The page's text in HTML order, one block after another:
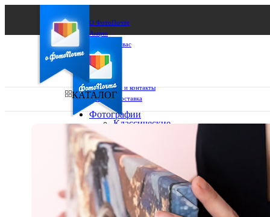
О ФотоПочте
Акции
Сделаем за вас
Бизнесу
FAQ
Франшиза
Поддержка и контакты
Оплата и доставка
Ваш город:
Ваш регион доставки
Выберите из списка:
КАТАЛОГ
Фотографии
Классические
10х15
13х18
15х15
15х20
20х20
20х30